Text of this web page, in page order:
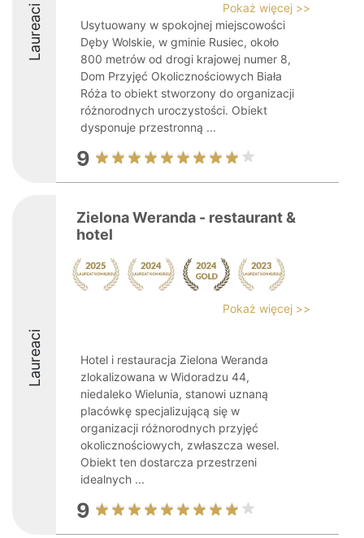
Laureaci
Pokaż więcej >>
Usytuowany w spokojnej miejscowości
Dęby Wolskie, w gminie Rusiec, około
800 metrów od drogi krajowej numer 8,
Dom Przyjęć Okolicznościowych Biała
Róża to obiekt stworzony do organizacji
różnorodnych uroczystości. Obiekt
dysponuje przestronną ...
9
Laureaci
Zielona Weranda - restaurant &
hotel
Pokaż więcej >>
Hotel i restauracja Zielona Weranda
zlokalizowana w Widoradzu 44,
niedaleko Wielunia, stanowi uznaną
placówkę specjalizującą się w
organizacji różnorodnych przyjęć
okolicznościowych, zwłaszcza wesel.
Obiekt ten dostarcza przestrzeni
idealnych ...
9